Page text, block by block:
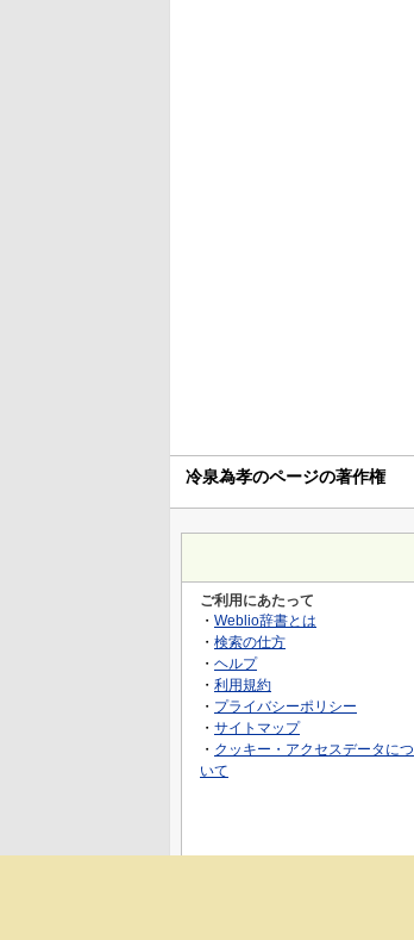
冷泉為孝のページの著作権
ご利用にあたって
・ Weblio辞書とは
・ 検索の仕方
・ ヘルプ
・ 利用規約
・ プライバシーポリシー
・ サイトマップ
・ クッキー・アクセスデータにつ
いて